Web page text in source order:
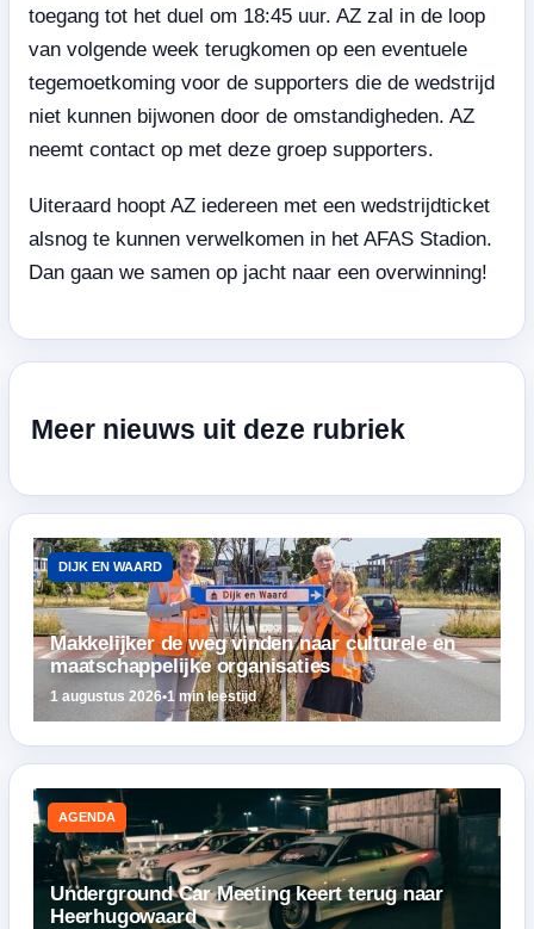
toegang tot het duel om 18:45 uur. AZ zal in de loop
van volgende week terugkomen op een eventuele
tegemoetkoming voor de supporters die de wedstrijd
niet kunnen bijwonen door de omstandigheden. AZ
neemt contact op met deze groep supporters.
Uiteraard hoopt AZ iedereen met een wedstrijdticket
alsnog te kunnen verwelkomen in het AFAS Stadion.
Dan gaan we samen op jacht naar een overwinning!
Meer nieuws uit deze rubriek
DIJK EN WAARD
Makkelijker de weg vinden naar culturele en
maatschappelijke organisaties
1 augustus 2026•1 min leestijd
AGENDA
Underground Car Meeting keert terug naar
Heerhugowaard